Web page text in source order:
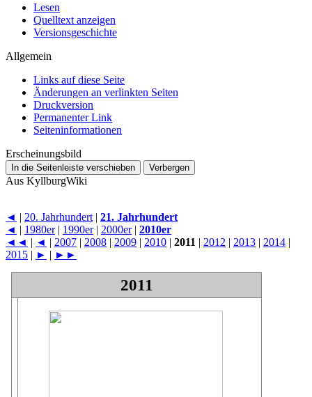
Lesen
Quelltext anzeigen
Versionsgeschichte
Allgemein
Links auf diese Seite
Änderungen an verlinkten Seiten
Druckversion
Permanenter Link
Seiten­­informationen
Erscheinungsbild
In die Seitenleiste verschieben Verbergen
Aus KyllburgWiki
◄ | 20. Jahrhundert | 21. Jahrhundert
◄ | 1980er| 1990er| 2000er| 2010er
◄◄ | ◄ | 2007 | 2008 | 2009 | 2010 | 2011 | 2012 | 2013 | 2014 |
2015 | ► | ►►
2011